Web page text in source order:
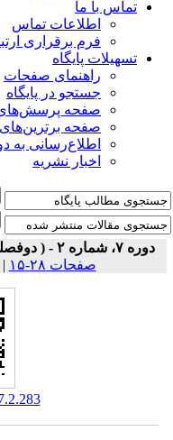
با ما
اطلاعات تماس
فرم برقراری ارتباط
پایگاه
راهنمای صفحات
جستجو در پایگاه
صفحه پرسش‌های متداول
صفحه برترین‌های پایگاه
اطلاع‌رسانی به دوستان
اخبار نشریه
|برگشت
jic.7.2.283